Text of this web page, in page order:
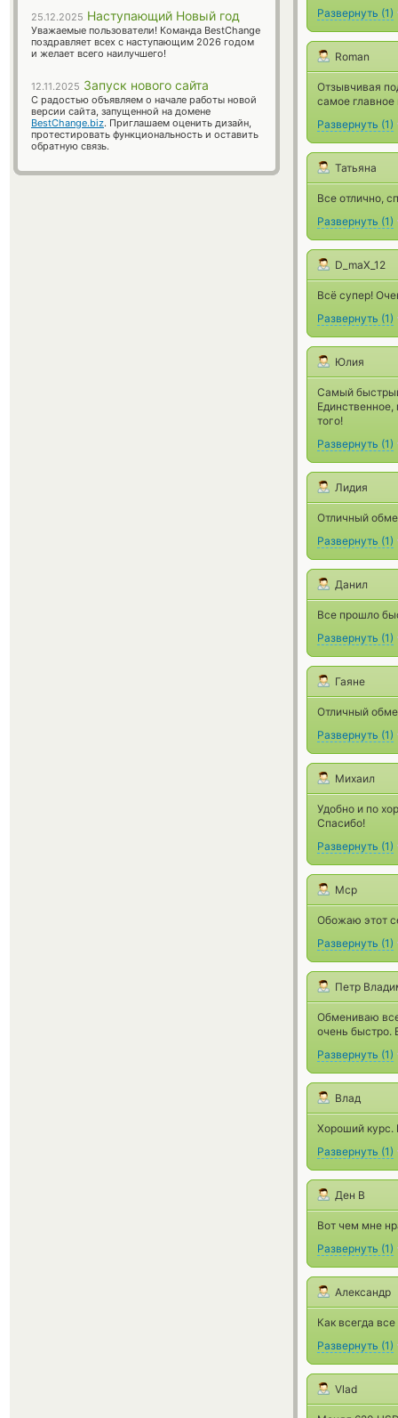
Развернуть (1)
Roman
Отзывчивая
самое главное
Развернуть (1)
Татьяна
Все отлично,
Развернуть (1)
D_maX_12
Всё супер!
Развернуть (1)
Юлия
Самый
Единственное,
того!
Развернуть (1)
Лидия
Отличный
Развернуть (1)
Данил
Все прошло
Развернуть (1)
Гаяне
Отличный
Развернуть (1)
Михаил
Удобно и по
Спасибо!
Развернуть (1)
Мср
Обожаю этот
Развернуть (1)
Петр
Обмениваю
очень быстро.
Развернуть (1)
Влад
Хороший курс.
Развернуть (1)
Ден В
Вот чем мне
Развернуть (1)
Александр
Как всегда
Развернуть (1)
Vlad
25.12.2025 Наступающий Новый год
Уважаемые пользователи! Команда BestChange
поздравляет всех с наступающим 2026 годом
и желает всего наилучшего!
12.11.2025 Запуск нового сайта
С радостью объявляем о начале работы новой
версии сайта, запущенной на домене
BestChange.biz. Приглашаем оценить дизайн,
протестировать функциональность и оставить
обратную связь.